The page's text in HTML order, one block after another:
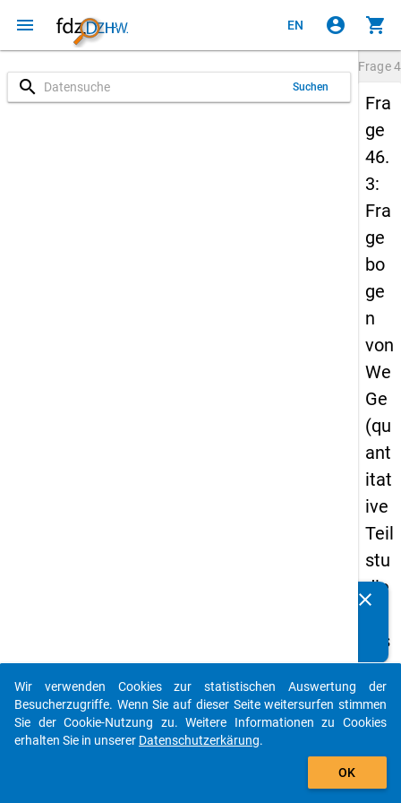
menu EN account_circle shopping_cart
search Suchen
Frage
Fra
ge
46.
3:
Fra
ge
bo
ge
n
von
We
Ge
(qu
ant
itat
ive
Teil
stu
die
ers
te
We
lle
Details
clear
auto_stories
add_shopping_cart
Wir verwenden Cookies zur statistischen Auswertung der
Besucherzugriffe. Wenn Sie auf dieser Seite weitersurfen stimmen
Sie der Cookie-Nutzung zu. Weitere Informationen zu Cookies
erhalten Sie in unserer Datenschutzerkärung.
OK